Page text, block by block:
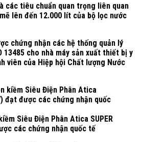
các tiêu chuẩn quan trọng liên quan
lên đến 12.000 lít của bộ lọc nước
chứng nhận các hệ thống quản lý
13485 cho nhà máy sản xuất thiết bị y
viên của Hiệp hội Chất lượng Nước
Siêu Điện Phân Atica SUPER
các chứng nhận quốc tế